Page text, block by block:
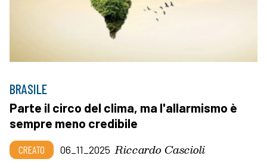
BRASILE
Parte il circo del clima, ma l'allarmismo è
sempre meno credibile
CREATO 06_11_2025 Riccardo Cascioli